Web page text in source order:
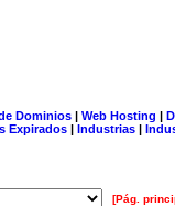
Dominios| Web Hosting |
Expirados | Industrias |
[Pág.